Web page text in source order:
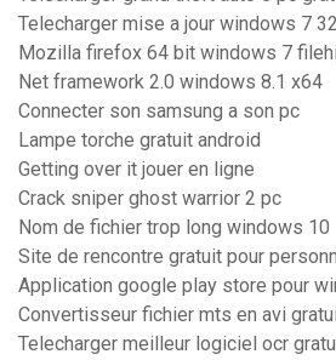
Telecharger mise a jour windows 7
Mozilla firefox 64 bit windows 7
Net framework 2.0 windows 8.1 x64
Connecter son samsung a son pc
Lampe torche gratuit android
Getting over it jouer en ligne
Crack sniper ghost warrior 2 pc
Nom de fichier trop long windows 10
Site de rencontre gratuit pour
Application google play store pour
Convertisseur fichier mts en avi
Telecharger meilleur logiciel ocr